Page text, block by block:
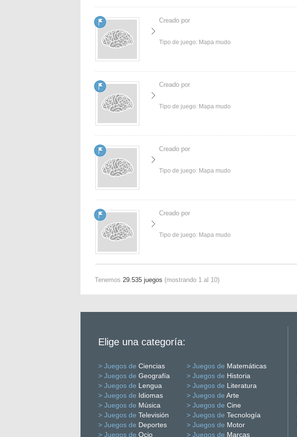
Creado por
Tipo de juego: Mapa mudo
Creado por
Tipo de juego: Mapa mudo
Creado por
Tipo de juego: Mapa mudo
Creado por
Tipo de juego: Mapa mudo
Tenemos 29.535 juegos (mostrando 1 al 10)
Elige una categoría:
> Juegos de Ciencias > Juegos de Matemáticas
> Juegos de Geografía > Juegos de Historia
> Juegos de Lengua > Juegos de Literatura
> Juegos de Idiomas > Juegos de Arte
> Juegos de Música > Juegos de Cine
> Juegos de Televisión > Juegos de Tecnología
> Juegos de Deportes > Juegos de Motor
> Juegos de Ocio > Juegos de Marcas